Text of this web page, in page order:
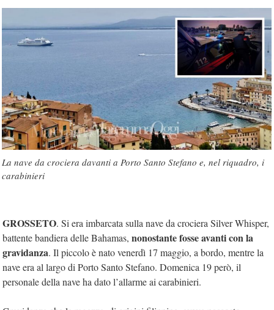
La nave da crociera davanti a Porto Santo Stefano e, nel riquadro, i
carabinieri
GROSSETO. Si era imbarcata sulla nave da crociera Silver Whisper,
battente bandiera delle Bahamas, nonostante fosse avanti con la
gravidanza. Il piccolo è nato venerdì 17 maggio, a bordo, mentre la
nave era al largo di Porto Santo Stefano. Domenica 19 però, il
personale della nave ha dato l’allarme ai carabinieri.